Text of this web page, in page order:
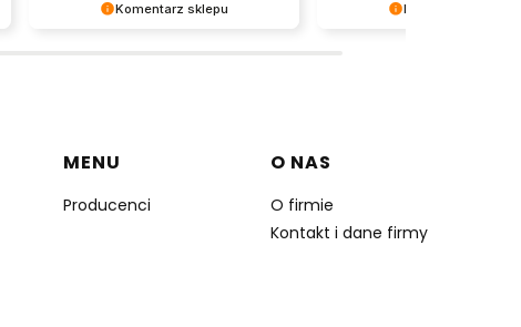
Komentarz sklepu Komentarz sklepu
MENU
Producenci
O NAS
O firmie
Kontakt i dane firmy